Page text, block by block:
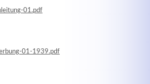
01.pdf
01-1939.pdf